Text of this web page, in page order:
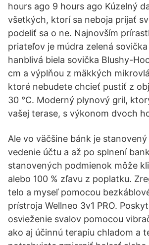
hours ago 9 hours ago Kúzelný
všetkých, ktorí sa neboja prijať
podeliť sa o ne. Najnovším
priateľov je múdra zelená
hanblivá biela sovička Blushy-
cm a výplňou z mäkkých
ktoré nebudete chcieť pustiť z
30 °C. Moderný plynový gril,
vašej terase, s výkonom dvoch
Ale vo väčšine bánk je
vedenie účtu a až po splnení
stanovených podmienok môže
alebo 100 % zľavu z poplatku.
telo a myseľ pomocou
prístroja Wellneo 3v1 PRO.
osvieženie svalov pomocou
ako aj účinnú terapiu chladom a